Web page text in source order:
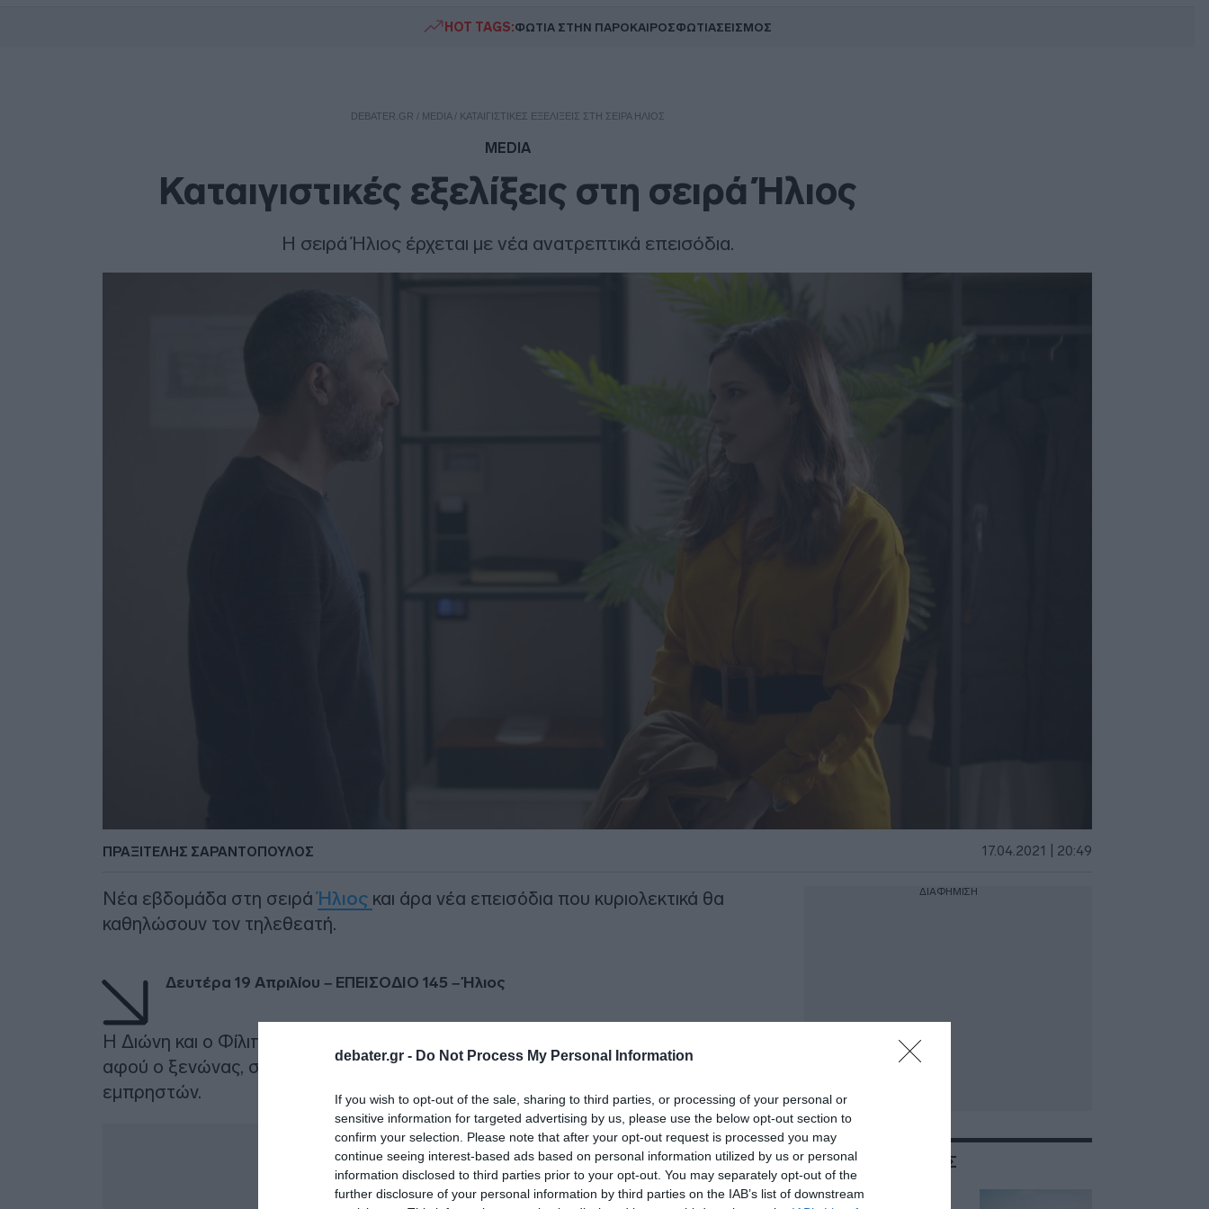
debater.gr - Do Not Process My Personal Information
If you wish to opt-out of the sale, sharing to third parties, or processing of your personal or
sensitive information for targeted advertising by us, please use the below opt-out section to
confirm your selection. Please note that after your opt-out request is processed you may
continue seeing interest-based ads based on personal information utilized by us or personal
information disclosed to third parties prior to your opt-out. You may separately opt-out of the
further disclosure of your personal information by third parties on the IAB’s list of downstream
HOT TAGS:ΦΩΤΙΑ ΣΤΗΝ ΠΑΡΟΚΑΙΡΟΣΦΩΤΙΑΣΕΙΣΜΟΣ
DEBATER.GR / MEDIA/ ΚΑΤΑΙΓΙΣΤΙΚΈΣ ΕΞΕΛΊΞΕΙΣ ΣΤΗ ΣΕΙΡΆ ΉΛΙΟΣ
MEDIA
Καταιγιστικές εξελίξεις στη σειρά Ήλιος
Η σειρά Ήλιος έρχεται με νέα ανατρεπτικά επεισόδια.
ΠΡΑΞΙΤΈΛΗΣ ΣΑΡΑΝΤΌΠΟΥΛΟΣ 17.04.2021 | 20:49
Νέα εβδομάδα στη σειράΉλιος και άρα νέα επεισόδια που κυριολεκτικά θα
καθηλώσουν τον τηλεθεατή.
Δευτέρα 19 Απριλίου – ΕΠΕΙΣΟΔΙΟ 145 – Ήλιος
Η Διώνη και ο Φίλιππος αρνούνται να παραδώσουν την Ορόρα στον Μηνά,
αφού ο ξενώνας, στον οποίο ετοιμαζόταν να την οδηγήσει, γίνεται στόχος
εμπρηστών.
ΔΙΑΦΗΜΙΣΗ
ΣΧΕΤΙΚΑ ΜΕ:ΗΛΙΟΣ
Γυαλιά ηλίου: Πόσο